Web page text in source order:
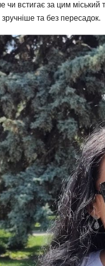
чи встигає за цим
та без пересадок.